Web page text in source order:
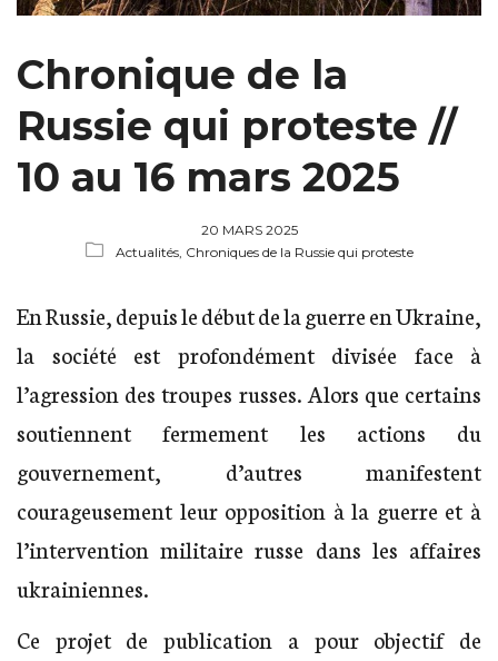
Chronique de la
Russie qui proteste //
10 au 16 mars 2025
20 MARS 2025
Actualités, Chroniques de la Russie qui proteste
En Russie, depuis le début de la guerre en Ukraine,
la société est profondément divisée face à
l’agression des troupes russes. Alors que certains
soutiennent fermement les actions du
gouvernement, d’autres manifestent
courageusement leur opposition à la guerre et à
l’intervention militaire russe dans les affaires
ukrainiennes.
Ce projet de publication a pour objectif de